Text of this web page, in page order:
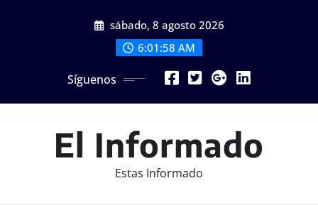
sábado, 8 agosto 2026
6:02:00 AM
Síguenos
El Informado
Estas Informado